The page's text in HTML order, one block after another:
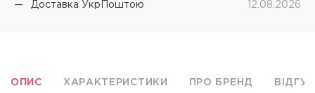
Доставка УкрПоштою
12.08.2026
ОПИС ХАРАКТЕРИСТИКИ ПРО БРЕНД